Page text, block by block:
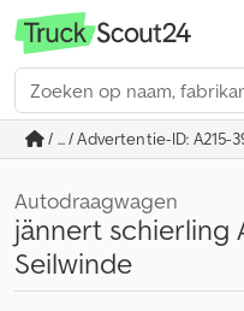
/ ... / Advertentie-ID: A215-
Autodraagwagen
jännert schierling
Seilwinde